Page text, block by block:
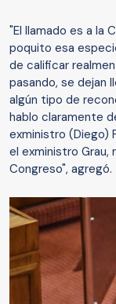
"El llamado es a la
poquito esa
de calificar
pasando, se dejan
algún tipo de
hablo claramente
exministro (Diego)
el exministro
Congreso", agregó.